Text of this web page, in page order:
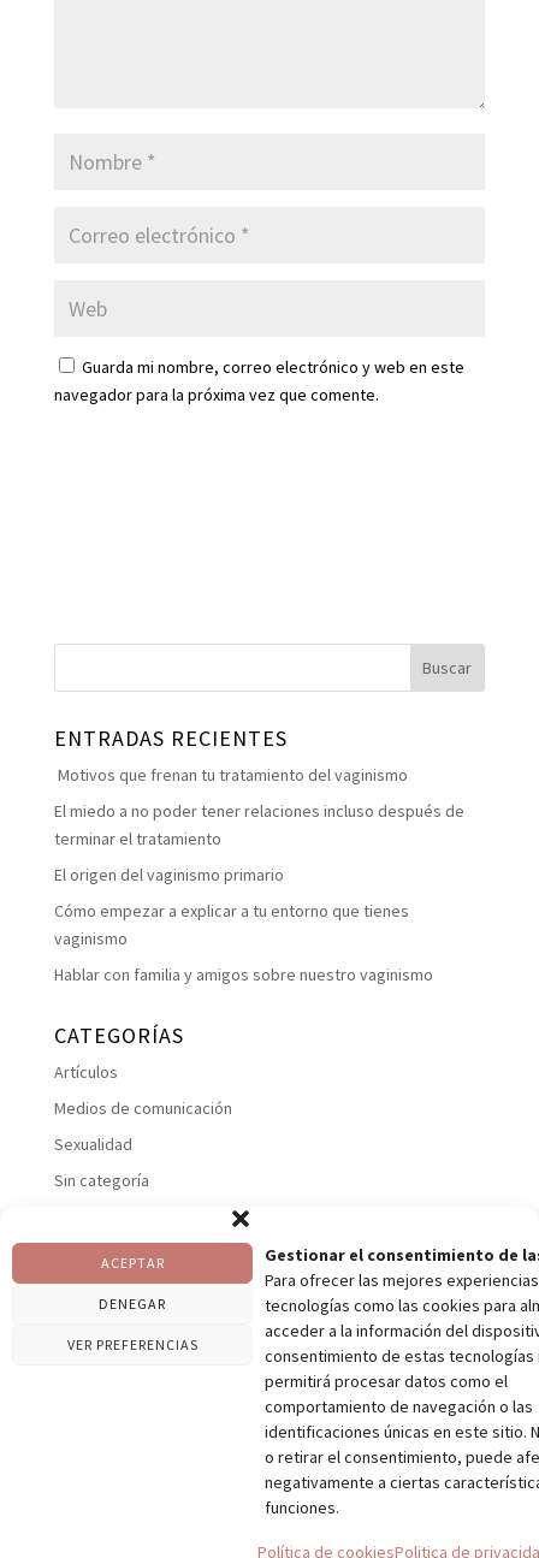
Gestionar el consentimiento de
Para ofrecer las mejores
tecnologías como las cookies para
acceder a la información del
consentimiento de estas tecnologías
permitirá procesar datos como el
comportamiento de navegación o las
identificaciones únicas en este sitio.
o retirar el consentimiento, puede
negativamente a ciertas
funciones.
ACEPTAR
DENEGAR
VER PREFERENCIAS
Política de cookiesPolitica de
Guarda mi nombre, correo electrónico y web en este
navegador para la próxima vez que comente.
ENTRADAS RECIENTES
Motivos que frenan tu tratamiento del vaginismo
El miedo a no poder tener relaciones incluso después de
terminar el tratamiento
El origen del vaginismo primario
Cómo empezar a explicar a tu entorno que tienes
vaginismo
Hablar con familia y amigos sobre nuestro vaginismo
CATEGORÍAS
Artículos
Medios de comunicación
Sexualidad
Sin categoría
Uncategorized
Politica de privacidad
Contacto
Pelvic Garden – El Blog